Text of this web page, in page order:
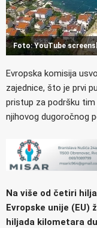
Foto: YouTube
Evropska komisija
zajednice, što je prvi
pristup za podršku
njihovog dugoročnog
Na više od četiri
Evropske unije (EU)
hiljada kilometara